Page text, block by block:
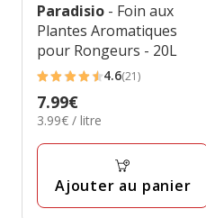
Paradisio - Foin aux
Plantes Aromatiques
pour Rongeurs - 20L
4.6
étoiles
avec
21
4.6(21)
Prix
7.99€
7.99€
3.99€
Litre
3.99€ / litre
Ajouter au panier